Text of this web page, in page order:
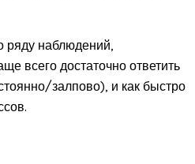
ряду наблюдений,
всего достаточно ответить
залпово), и как быстро